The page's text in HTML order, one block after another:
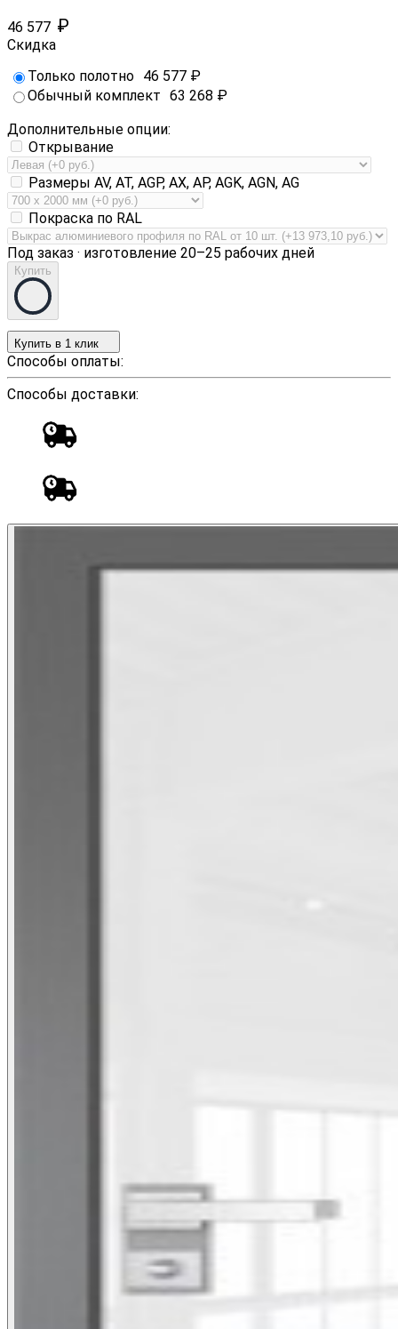
46 577 ₽
Скидка
Только полотно 46 577 ₽
Обычный комплект 63 268 ₽
Дополнительные опции:
Открывание
Размеры AV, AT, AGP, AX, AP, AGK, AGN, AG
Покраска по RAL
Под заказ · изготовление 20–25 рабочих дней
Купить
Купить в 1 клик
Способы оплаты:
Способы доставки: